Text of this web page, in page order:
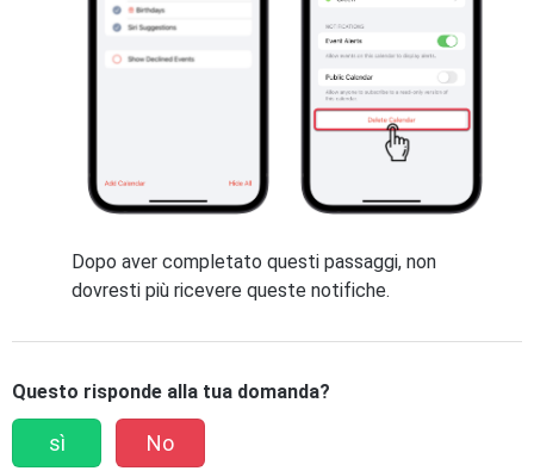
Dopo aver completato questi passaggi, non
dovresti più ricevere queste notifiche.
Questo risponde alla tua domanda?
sì No